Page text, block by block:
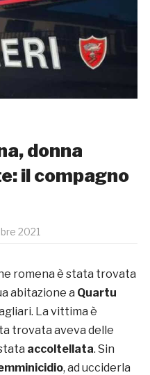
donna
il compagno
2021
romena è stata trovata
abitazione a Quartu
La vittima è
trovata aveva delle
accoltellata. Sin
, ad ucciderla